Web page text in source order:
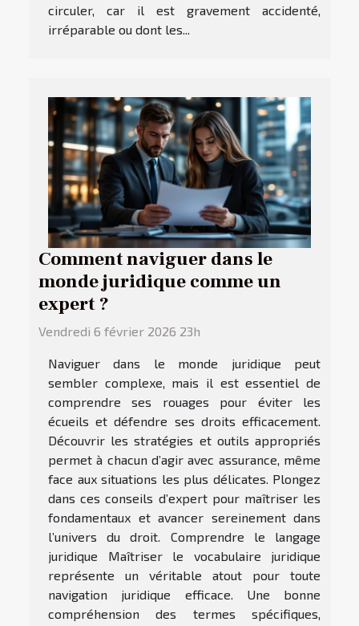
circuler, car il est gravement accidenté,
irréparable ou dont les...
Comment naviguer dans le
monde juridique comme un
expert ?
Vendredi 6 février 2026 23h
Naviguer dans le monde juridique peut
sembler complexe, mais il est essentiel de
comprendre ses rouages pour éviter les
écueils et défendre ses droits efficacement.
Découvrir les stratégies et outils appropriés
permet à chacun d’agir avec assurance, même
face aux situations les plus délicates. Plongez
dans ces conseils d’expert pour maîtriser les
fondamentaux et avancer sereinement dans
l’univers du droit. Comprendre le langage
juridique Maîtriser le vocabulaire juridique
représente un véritable atout pour toute
navigation juridique efficace. Une bonne
compréhension des termes spécifiques,